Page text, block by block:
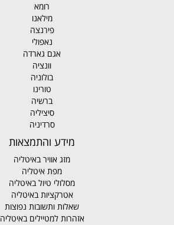
רומא
מילאנו
פירנצה
נאפולי
אגם גארדה
וונציה
בולוניה
טורינו
ברשיה
סיציליה
סרדיניה
מידע והתמצאות
מזג אוויר באיטליה
מפת איטליה
מסלולי טיול באיטליה
אטרקציות באיטליה
שאלות ותשובות נפוצות
אזהרות למטיילים באיטליה